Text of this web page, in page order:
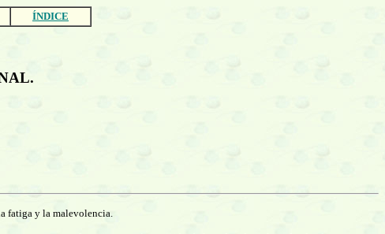
ÍNDICE
fatiga y la malevolencia.